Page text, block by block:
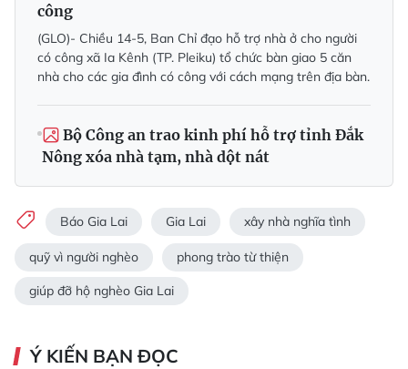
công
(GLO)- Chiều 14-5, Ban Chỉ đạo hỗ trợ nhà ở cho người
có công xã Ia Kênh (TP. Pleiku) tổ chức bàn giao 5 căn
nhà cho các gia đình có công với cách mạng trên địa bàn.
Bộ Công an trao kinh phí hỗ trợ tỉnh Đắk
Nông xóa nhà tạm, nhà dột nát
Báo Gia Lai Gia Lai xây nhà nghĩa tình
quỹ vì người nghèo phong trào từ thiện
giúp đỡ hộ nghèo Gia Lai
Ý KIẾN BẠN ĐỌC